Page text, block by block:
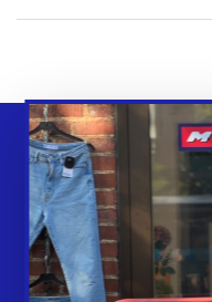
Webbshop
Butiker
Lämna in
Vårt överskott